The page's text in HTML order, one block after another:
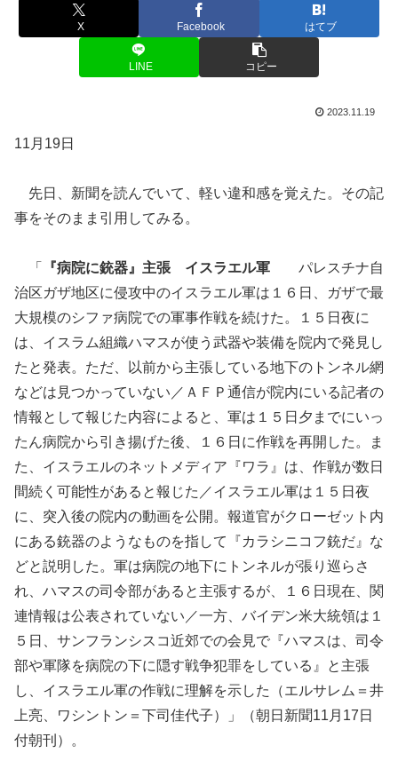
X Facebook はてブ
LINE コピー
2023.11.19
11月19日
先日、新聞を読んでいて、軽い違和感を覚えた。その記
事をそのまま引用してみる。
「 『病院に銃器』主張 イスラエル軍 パレスチナ自
治区ガザ地区に侵攻中のイスラエル軍は１６日、ガザで最
大規模のシファ病院での軍事作戦を続けた。１５日夜に
は、イスラム組織ハマスが使う武器や装備を院内で発見し
たと発表。ただ、以前から主張している地下のトンネル網
などは見つかっていない／ＡＦＰ通信が院内にいる記者の
情報として報じた内容によると、軍は１５日夕までにいっ
たん病院から引き揚げた後、１６日に作戦を再開した。ま
た、イスラエルのネットメディア『ワラ』は、作戦が数日
間続く可能性があると報じた／イスラエル軍は１５日夜
に、突入後の院内の動画を公開。報道官がクローゼット内
にある銃器のようなものを指して『カラシニコフ銃だ』な
どと説明した。軍は病院の地下にトンネルが張り巡らさ
れ、ハマスの司令部があると主張するが、１６日現在、関
連情報は公表されていない／一方、バイデン米大統領は１
５日、サンフランシスコ近郊での会見で『ハマスは、司令
部や軍隊を病院の下に隠す戦争犯罪をしている』と主張
し、イスラエル軍の作戦に理解を示した（エルサレム＝井
上亮、ワシントン＝下司佳代子）」（朝日新聞11月17日
付朝刊）。